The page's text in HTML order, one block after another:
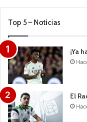
Top 5 – Noticias
¡Ya
El